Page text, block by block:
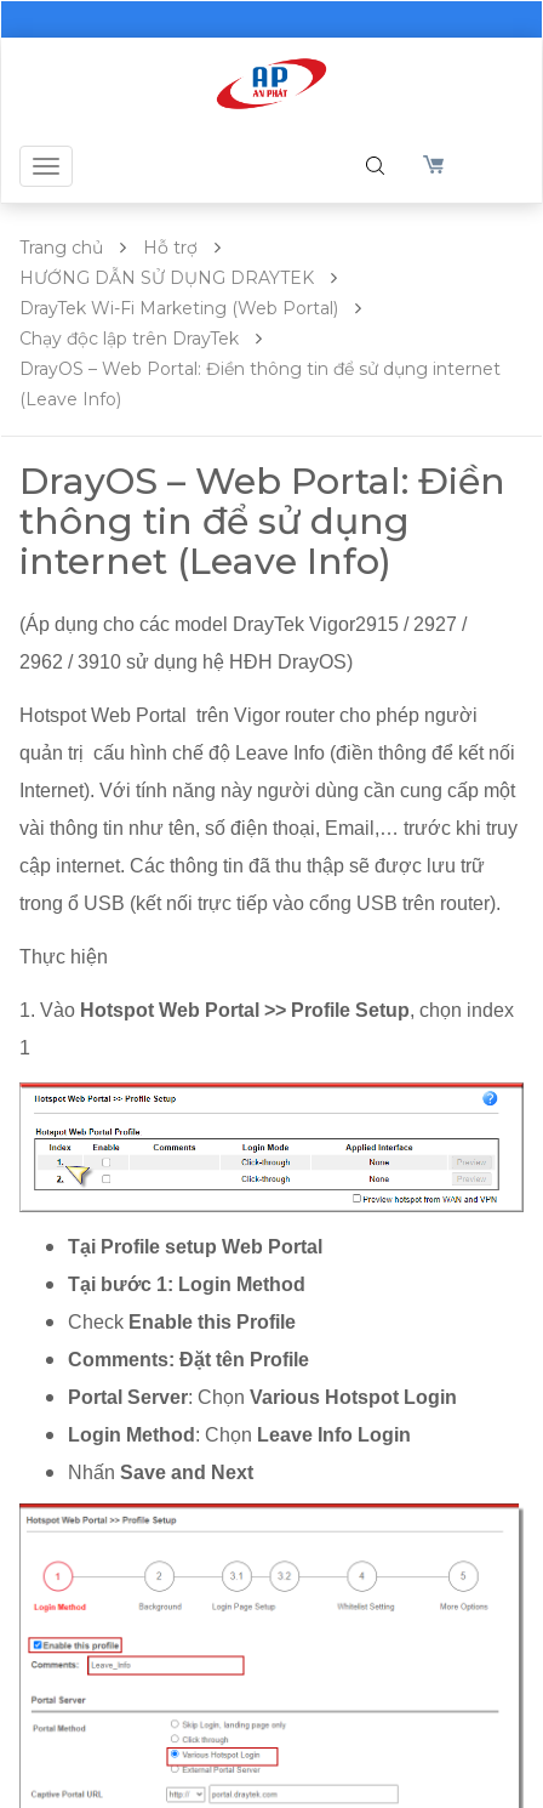
Toggle
navigation
Trang chủ
Hỗ trợ
HƯỚNG DẪN SỬ DỤNG DRAYTEK
DrayTek Wi-Fi Marketing (Web Portal)
Chạy độc lập trên DrayTek
DrayOS – Web Portal: Điền thông tin để sử dụng internet
(Leave Info)
DrayOS – Web Portal: Điền
thông tin để sử dụng
internet (Leave Info)
(Áp dụng cho các model DrayTek Vigor2915 / 2927 /
2962 / 3910 sử dụng hệ HĐH DrayOS)
Hotspot Web Portal trên Vigor router cho phép người
quản trị cấu hình chế độ Leave Info (điền thông để kết nối
Internet). Với tính năng này người dùng cần cung cấp một
vài thông tin như tên, số điện thoại, Email,… trước khi truy
cập internet. Các thông tin đã thu thập sẽ được lưu trữ
trong ổ USB (kết nối trực tiếp vào cổng USB trên router).
Thực hiện
1. Vào Hotspot Web Portal >> Profile Setup, chọn index
1
Tại Profile setup Web Portal
Tại bước 1: Login Method
Check Enable this Profile
Comments: Đặt tên Profile
Portal Server: Chọn Various Hotspot Login
Login Method : Chọn Leave Info Login
Nhấn Save and Next